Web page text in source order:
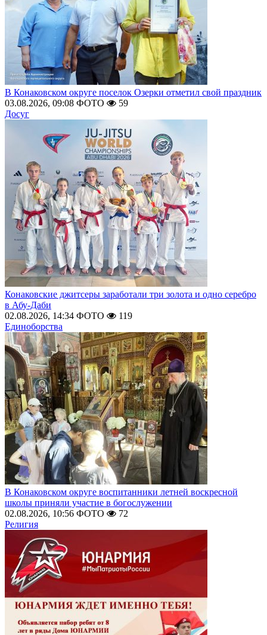
В Конаковском округе поселок Озерки отметил свой праздник
03.08.2026, 09:08 ФОТО
59
Досуг
Конаковские джитсеры заработали три золота и одно серебро
в Абу-Даби
02.08.2026, 14:34 ФОТО
119
Единоборства
В Конаковском округе воспитанники летней воскресной
школы приняли участие в богослужении
02.08.2026, 10:56 ФОТО
72
Религия